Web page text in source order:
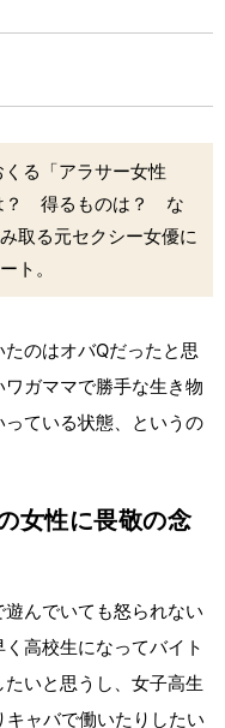
る「アラサー女性
？ 得るものは？ な
取る元セクシー女優に
ト。
のはオバQだったと思
ガママで勝手な生き物
ている状態、というの
女性に畏敬の念
んでいても怒られない
高校生になってバイト
いと思うし、女子高生
ャバで働いたりしたい